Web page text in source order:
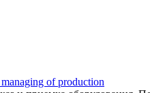
of production